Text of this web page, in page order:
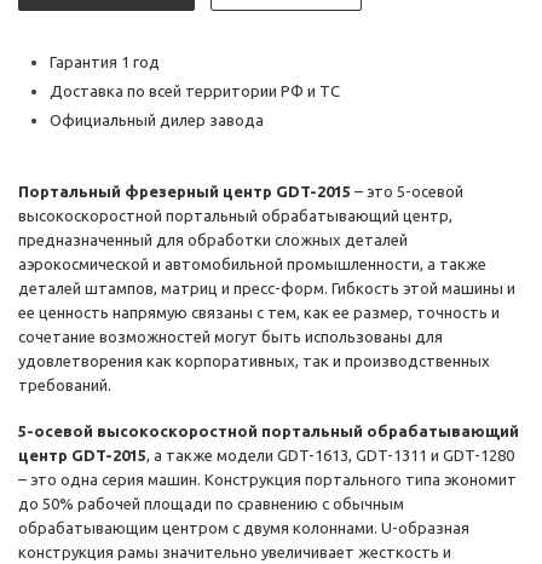
Гарантия 1 год
Доставка по всей территории РФ и ТС
Официальный дилер завода
Портальный фрезерный центр GDT-2015 – это 5-осевой
высокоскоростной портальный обрабатывающий центр,
предназначенный для обработки сложных деталей
аэрокосмической и автомобильной промышленности, а также
деталей штампов, матриц и пресс-форм. Гибкость этой машины и
ее ценность напрямую связаны с тем, как ее размер, точность и
сочетание возможностей могут быть использованы для
удовлетворения как корпоративных, так и производственных
требований.
5-осевой высокоскоростной портальный обрабатывающий
центр GDT-2015, а также модели GDT-1613, GDT-1311 и GDT-1280
– это одна серия машин. Конструкция портального типа экономит
до 50% рабочей площади по сравнению с обычным
обрабатывающим центром с двумя колоннами. U-образная
конструкция рамы значительно увеличивает жесткость и